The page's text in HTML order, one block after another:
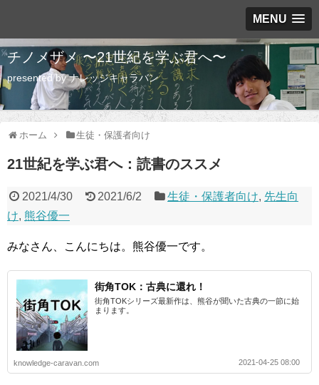
MENU
チノメザメ 〜21世紀を学ぶ君へ〜
presented by ナレッジキャラバン
ホーム 生徒・保護者向け
21世紀を学ぶ君へ：読書のススメ
2021/4/30 2021/6/2 生徒・保護者向け, 先生向
け, 熊谷優一
みなさん、こんにちは。熊谷優一です。
街角TOK：古典に還れ！
街角TOKシリーズ最新作は、熊谷が聞いた古典の一節に始
まります。
knowledge-caravan.com 2021-04-25 08:00